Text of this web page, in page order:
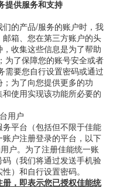
提供服务和支持
们的产品/服务的账户时，我
箱、您在第三方账户的头
收集这些信息是为了帮助
为了保障您的账号安全或者
需要您自行设置密码或通过
为了向您提供更多的功
使用实现该功能所必要的
用户
平台（包括但不限于佳能
户注册登录的平台，以下
户。为了注册佳能统一账
（我们将通过发送手机验
）和自行设置密码。
，即表示您已授权佳能统